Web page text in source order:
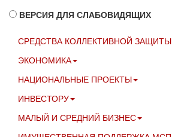
ВЕРСИЯ ДЛЯ СЛАБОВИДЯЩИХ
СРЕДСТВА КОЛЛЕКТИВНОЙ ЗАЩИТЫ
ЭКОНОМИКА
НАЦИОНАЛЬНЫЕ ПРОЕКТЫ
ИНВЕСТОРУ
МАЛЫЙ И СРЕДНИЙ БИЗНЕС